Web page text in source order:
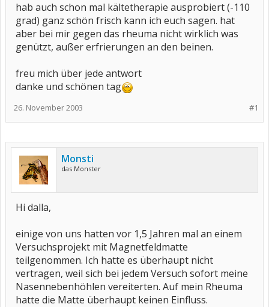
hab auch schon mal kältetherapie ausprobiert (-110
grad) ganz schön frisch kann ich euch sagen. hat
aber bei mir gegen das rheuma nicht wirklich was
genützt, außer erfrierungen an den beinen.
freu mich über jede antwort
danke und schönen tag
#1
26. November 2003
Monsti
das Monster
Hi dalla,
einige von uns hatten vor 1,5 Jahren mal an einem
Versuchsprojekt mit Magnetfeldmatte
teilgenommen. Ich hatte es überhaupt nicht
vertragen, weil sich bei jedem Versuch sofort meine
Nasennebenhöhlen vereiterten. Auf mein Rheuma
hatte die Matte überhaupt keinen Einfluss.